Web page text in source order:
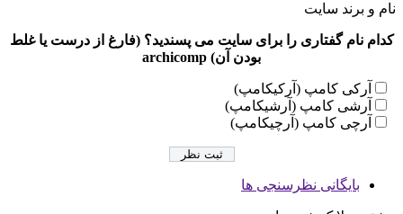
نام و برند سایت
کدام نام گفتاری را برای سایت می پسندید؟ (فارغ از درست یا غلط
بودن آن) archicomp
آرکی کامپ (آرکیکامپ)
آرشی کامپ (آرشیکامپ)
آرچی کامپ (آرچیکامپ)
بایگانی نظرسنجی ها